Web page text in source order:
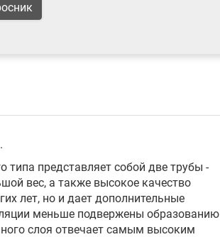
представляет собой две трубы -
вес, а также высокое качество
лет, но и дает дополнительные
меньше подвержены образованию
слоя отвечает самым высоким